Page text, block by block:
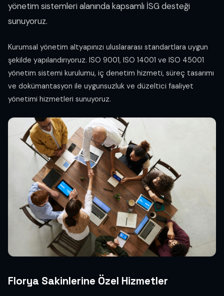
yönetim sistemleri alanında kapsamlı İSG desteği
sunuyoruz.
Kurumsal yönetim altyapınızı uluslararası standartlara uygun
şekilde yapılandırıyoruz. ISO 9001, ISO 14001 ve ISO 45001
yönetim sistemi kurulumu, iç denetim hizmeti, süreç tasarımı
ve dokümantasyon ile uygunsuzluk ve düzeltici faaliyet
yönetimi hizmetleri sunuyoruz.
Florya Sakinlerine Özel Hizmetler